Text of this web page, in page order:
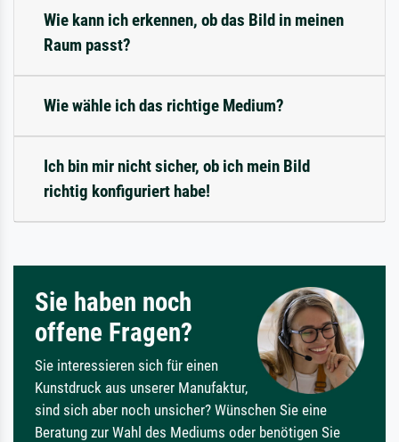
Wie kann ich erkennen, ob das Bild in meinen
Raum passt?
Wie wähle ich das richtige Medium?
Ich bin mir nicht sicher, ob ich mein Bild
richtig konfiguriert habe!
Sie haben noch
offene Fragen?
Sie interessieren sich für einen
Kunstdruck aus unserer Manufaktur,
sind sich aber noch unsicher? Wünschen Sie eine
Beratung zur Wahl des Mediums oder benötigen Sie